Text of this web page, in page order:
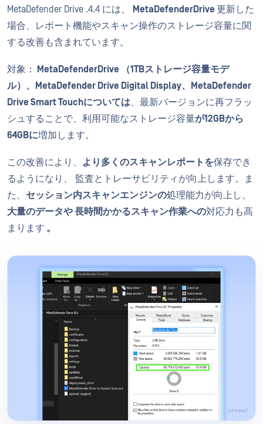
MetaDefender Drive .4.4 には、 MetaDefenderDrive 更新した
場合、レポート機能やスキャン操作のストレージ容量に関
する改善も含まれています。
対象： MetaDefenderDrive （1TBストレージ容量モデ
ル）、MetaDefender Drive Digital Display、MetaDefender
Drive Smart Touchについては、最新バージョンに再フラッ
シュすることで、利用可能なストレージ容量が12GBから
64GBに増加します。
この改善により、 より多くのスキャンレポートを保存でき
るようになり、 監査とトレーサビリティが向上します。ま
た、 セッション内スキャンエンジンの処理能力が向上し、
大量のデータや長時間かかるスキャン作業への対応力も高
まります 。